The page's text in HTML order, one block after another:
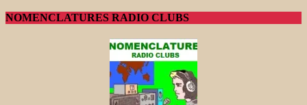
NOMENCLATURES RADIO CLUBS